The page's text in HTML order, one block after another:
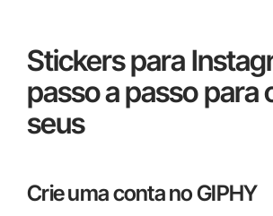
Stickers para
passo a passo para
seus
Crie uma conta no GIPHY